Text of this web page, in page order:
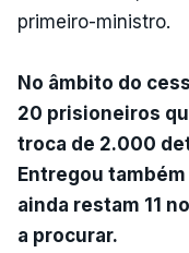
primeiro-ministro.
No âmbito do
20 prisioneiros
troca de 2.000
Entregou
ainda restam 11
a procurar.